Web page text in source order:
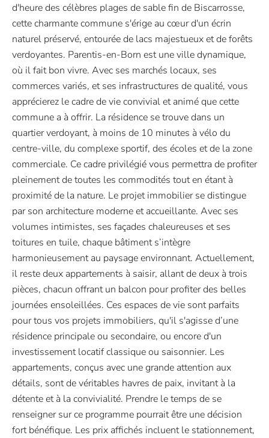
d'heure des célèbres plages de sable fin de Biscarrosse,
cette charmante commune s'érige au cœur d'un écrin
naturel préservé, entourée de lacs majestueux et de forêts
verdoyantes. Parentis-en-Born est une ville dynamique,
où il fait bon vivre. Avec ses marchés locaux, ses
commerces variés, et ses infrastructures de qualité, vous
apprécierez le cadre de vie convivial et animé que cette
commune a à offrir. La résidence se trouve dans un
quartier verdoyant, à moins de 10 minutes à vélo du
centre-ville, du complexe sportif, des écoles et de la zone
commerciale. Ce cadre privilégié vous permettra de profiter
pleinement de toutes les commodités tout en étant à
proximité de la nature. Le projet immobilier se distingue
par son architecture moderne et accueillante. Avec ses
volumes intimistes, ses façades chaleureuses et ses
toitures en tuile, chaque bâtiment s’intègre
harmonieusement au paysage environnant. Actuellement,
il reste deux appartements à saisir, allant de deux à trois
pièces, chacun offrant un balcon pour profiter des belles
journées ensoleillées. Ces espaces de vie sont parfaits
pour tous vos projets immobiliers, qu'il s'agisse d’une
résidence principale ou secondaire, ou encore d'un
investissement locatif classique ou saisonnier. Les
appartements, conçus avec une grande attention aux
détails, sont de véritables havres de paix, invitant à la
détente et à la convivialité. Prendre le temps de se
renseigner sur ce programme pourrait être une décision
fort bénéfique. Les prix affichés incluent le stationnement,